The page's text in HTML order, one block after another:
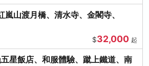
山渡月橋、清水寺、金閣寺、
$32,000 起
星飯店、和服體驗、蹴上鐵道、南